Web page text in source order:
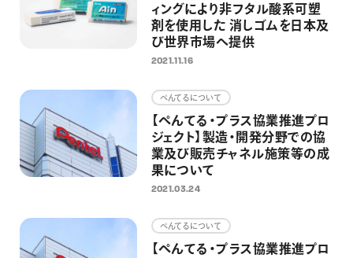
ィングにより非フタル酸系可塑
剤を使用した 消しゴムを日本及
び世界市場へ提供
2021.11.16
ぺんてるについて
【ぺんてる・プラス協業推進プロ
ジェクト】製造・開発分野での協
業及び販売チャネル施策等の成
果について
2021.03.24
ぺんてるについて
【ぺんてる・プラス協業推進プロ